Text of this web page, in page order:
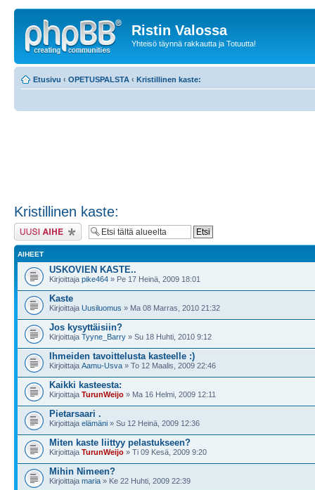
Ristin Valossa
Yhteisö täynnä rakkautta ja Totuutta!
Etusivu ‹ OPETUSPALSTA ‹ Kristillinen kaste:
Kristillinen kaste:
Lähetä uusi viesti
AIHEET
USKOVIEN KASTE..
Kirjoittaja pike464 » Pe 17 Heinä, 2009 18:01
Kaste
Kirjoittaja Uusiluomus » Ma 08 Marras, 2010 21:32
Jos kysyttäisiin?
Kirjoittaja Tyyne_Barry » Su 18 Huhti, 2010 9:12
Ihmeiden tavoittelusta kasteelle :)
Kirjoittaja Aamu-Usva » To 12 Maalis, 2009 22:46
Kaikki kasteesta:
Kirjoittaja TurunWeijo » Ma 16 Helmi, 2009 12:11
Pietarsaari .
Kirjoittaja elämäni » Su 12 Heinä, 2009 12:36
Miten kaste liittyy pelastukseen?
Kirjoittaja TurunWeijo » Ti 09 Kesä, 2009 9:20
Mihin Nimeen?
Kirjoittaja maria » Ke 22 Huhti, 2009 22:39